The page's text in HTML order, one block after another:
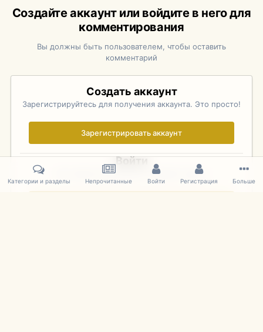
Создайте аккаунт или войдите в него для
комментирования
Вы должны быть пользователем, чтобы оставить
комментарий
Создать аккаунт
Зарегистрируйтесь для получения аккаунта. Это просто!
Зарегистрировать аккаунт
Войти
Уже зарегистрированы? Войдите здесь.
Категории и разделы Непрочитанные Войти Регистрация Больше